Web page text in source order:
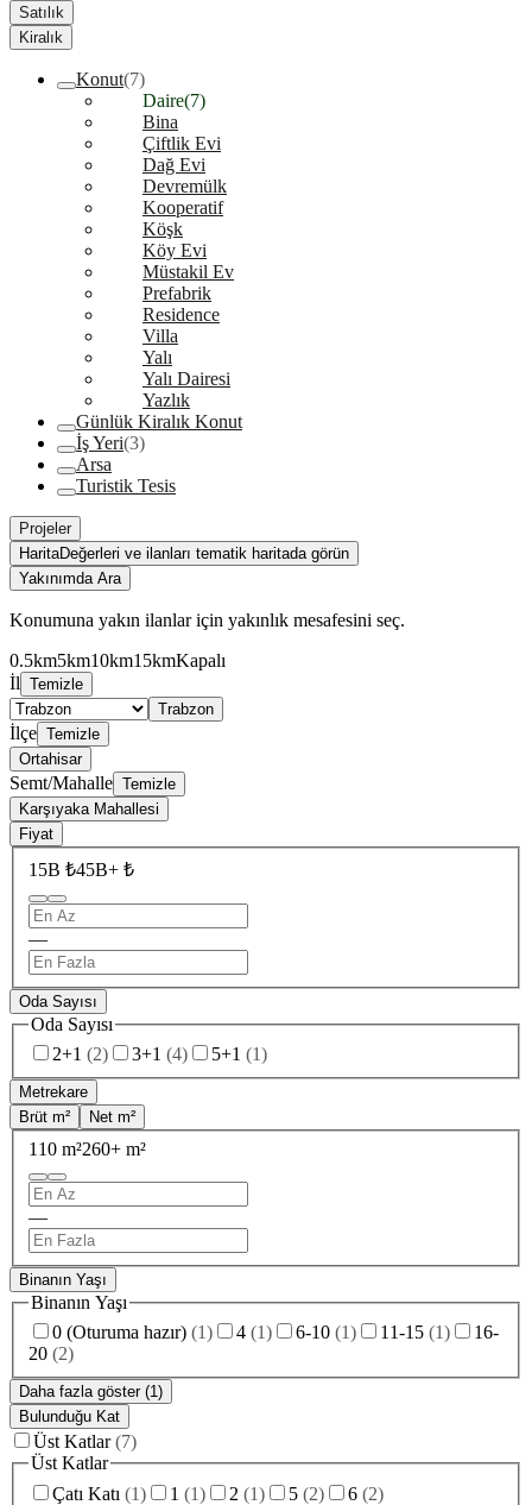
Satılık
Kiralık
Konut(7)
Daire(7)
Bina
Çiftlik Evi
Dağ Evi
Devremülk
Kooperatif
Köşk
Köy Evi
Müstakil Ev
Prefabrik
Residence
Villa
Yalı
Yalı Dairesi
Yazlık
Günlük Kiralık Konut
İş Yeri(3)
Arsa
Turistik Tesis
Projeler
HaritaDeğerleri ve ilanları tematik haritada görün
Yakınımda Ara
Konumuna yakın ilanlar için yakınlık mesafesini seç.
0.5km5km10km15kmKapalı
İl Temizle
Trabzon
İlçe Temizle
Ortahisar
Semt/Mahalle Temizle
Karşıyaka Mahallesi
Fiyat
15B ₺45B+ ₺
—
Oda Sayısı
Oda Sayısı
2+1 (2) 3+1 (4) 5+1 (1)
Metrekare
Brüt m²
Net m²
110 m²260+ m²
—
Binanın Yaşı
Binanın Yaşı
0 (Oturuma hazır) (1) 4 (1) 6-10 (1) 11-15 (1)
16-
20 (2)
Daha fazla göster (1)
Bulunduğu Kat
Üst Katlar (7)
Üst Katlar
Çatı Katı (1) 1 (1) 2 (1) 5 (2) 6 (2)